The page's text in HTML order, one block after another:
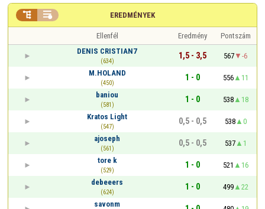
EREDMÉNYEK
 
Ellenfél Eredmény
Pontszám
DENIS CRISTIAN7
(634)
1,5 - 3,5 567
-6
M.HOLAND
(450)
1 - 0 556
11
baniou
(581)
1 - 0 538
18
Kratos Light
(547)
0,5 - 0,5 538
0
ajoseph
(561)
0,5 - 0,5 537
1
tore k
(529)
1 - 0 521
16
debeeers
(624)
1 - 0 499
22
savonm